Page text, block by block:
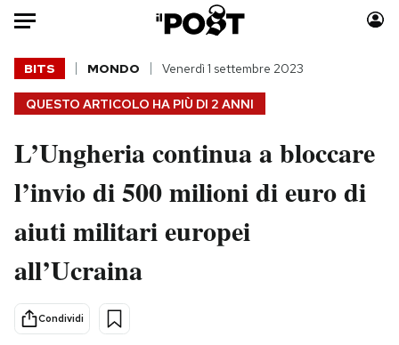
Auto
HOME
Italia
Politica
Tecnologia
Scienza
Cultura
Economia
Moda
Consumismi
Storie/Idee
QUESTO ARTICOLO HA PIÙ DI 2 ANNI
BITS MONDO Venerdì 1 settembre 2023
L’Ungheria continua a bloccare
l’invio di 500 milioni di euro di
aiuti militari europei
all’Ucraina
Condividi